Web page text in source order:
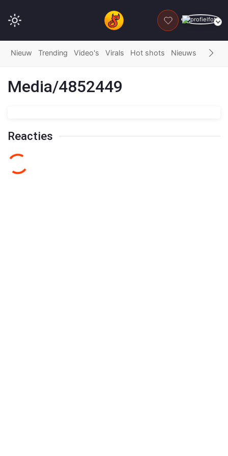
DONEER
Nieuw Trending Video's Virals Hot shots Nieuws Fails
Media/4852449
Reacties